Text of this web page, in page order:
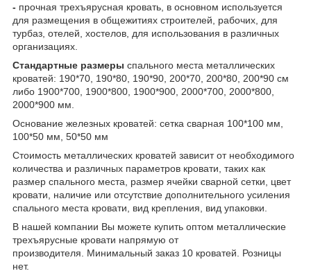
- прочная трехъярусная кровать, в основном используется
для размещения в общежитиях строителей, рабочих, для
турбаз, отелей, хостелов, для использования в различных
организациях.
Стандартные размеры спального места металлических
кроватей: 190*70, 190*80, 190*90, 200*70, 200*80, 200*90 см
либо 1900*700, 1900*800, 1900*900, 2000*700, 2000*800,
2000*900 мм.
Основание железных кроватей: сетка сварная 100*100 мм,
100*50 мм, 50*50 мм
Стоимость металлических кроватей зависит от необходимого
количества и различных параметров кровати, таких как
размер спального места, размер ячейки сварной сетки, цвет
кровати, наличие или отсутствие дополнительного усиления
спального места кровати, вид крепления, вид упаковки.
В нашей компании Вы можете купить оптом металлические
трехъярусные кровати напрямую от
производителя. Минимальный заказ 10 кроватей. Розницы
нет.